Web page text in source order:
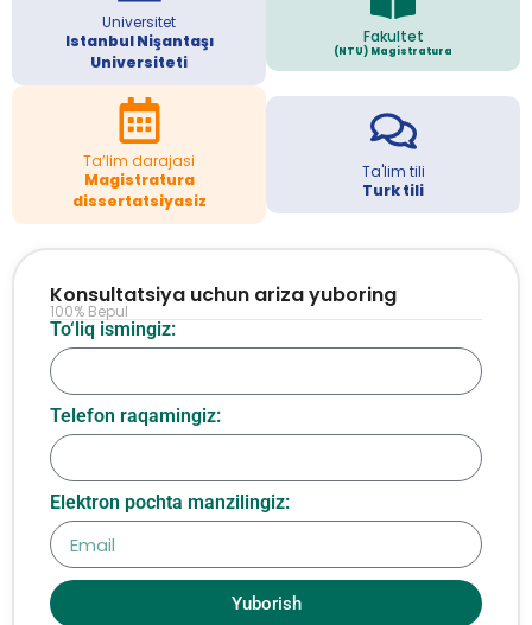
Universitet
Istanbul Nişantaşı
Universiteti
Fakultet
(NTU) Magistratura
Ta’lim darajasi
Magistratura
dissertatsiyasiz
Ta'lim tili
Turk tili
To‘liq ismingiz:
Telefon raqamingiz:
Elektron pochta manzilingiz:
Yuborish
Konsultatsiya uchun ariza yuboring
100% Bepul